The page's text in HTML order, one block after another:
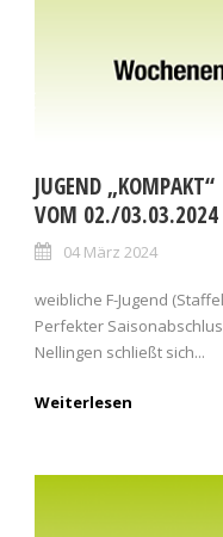
JUGEND „KOMPAKT“
VOM 02./03.03.2024
04 März 2024
weibliche F-Jugend
Perfekter
Nellingen schließt sich...
Weiterlesen